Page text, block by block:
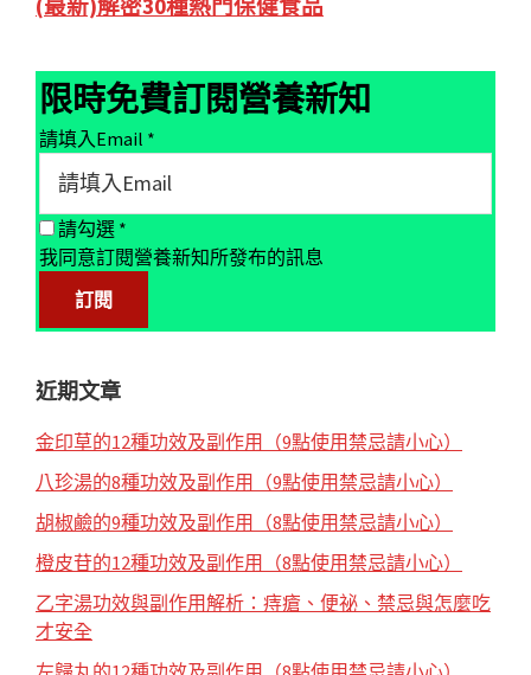
Primary
(最新)解密30種熱門保健食品
限時免費訂閱營養新知
請填入Email *
請勾選 *
我同意訂閱營養新知所發布的訊息
近期文章
金印草的12種功效及副作用（9點使用禁忌請小心）
八珍湯的8種功效及副作用（9點使用禁忌請小心）
胡椒鹼的9種功效及副作用（8點使用禁忌請小心）
橙皮苷的12種功效及副作用（8點使用禁忌請小心）
乙字湯功效與副作用解析：痔瘡、便祕、禁忌與怎麼吃
才安全